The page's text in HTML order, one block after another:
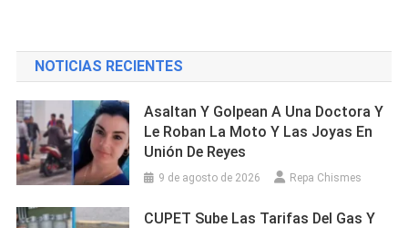
NOTICIAS RECIENTES
Asaltan Y Golpean A Una Doctora Y
Le Roban La Moto Y Las Joyas En
Unión De Reyes
9 de agosto de 2026 Repa Chismes
CUPET Sube Las Tarifas Del Gas Y